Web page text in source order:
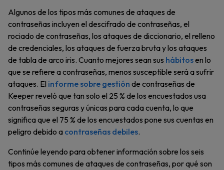
Algunos de los tipos más comunes de ataques de
contraseñas incluyen el descifrado de contraseñas, el
rociado de contraseñas, los ataques de diccionario, el relleno
de credenciales, los ataques de fuerza bruta y los ataques
de tabla de arco iris. Cuanto mejores sean sus hábitosen lo
que se refiere a contraseñas, menos susceptible será a sufrir
ataques. El informe sobre gestión de contraseñas de
Keeper reveló que tan solo el 25 % de los encuestados usa
contraseñas seguras y únicas para cada cuenta, lo que
significa que el 75 % de los encuestados pone sus cuentas en
peligro debido a contraseñas debiles.
Continúe leyendo para obtener información sobre los seis
tipos más comunes de ataques de contraseñas, por qué son